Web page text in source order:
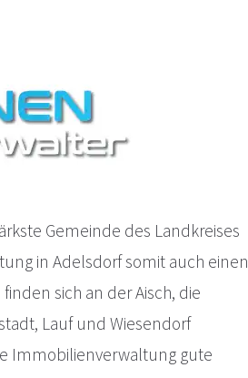
Gemeinde des Landkreises
in Adelsdorf somit auch einen
sich an der Aisch, die
Lauf und Wiesendorf
Immobilienverwaltung gute